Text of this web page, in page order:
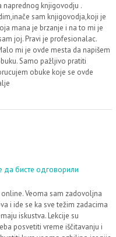
knjigovodju .
sam knjigovodja,koji je
mana je brzanje i na to mi je
joj. Pravi je profesionalac.
mi je ovde mesta da napišem
Samo pažljivo pratiti
obuke koje se ovde
да бисте одговорили
Veoma sam zadovoljna
i ide se ka sve težim zadacima
iskustva. Lekcije su
posvetiti vreme iščitavanju i